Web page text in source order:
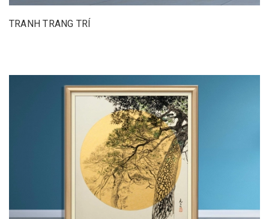
TRANH TRANG TRÍ